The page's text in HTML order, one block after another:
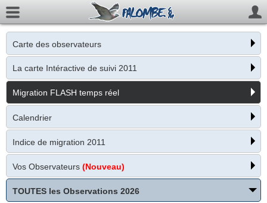
Carte des observateurs
La carte Intéractive de suivi 2011
Migration FLASH temps réel
Calendrier
Indice de migration 2011
Vos Observateurs (Nouveau)
TOUTES les Observations 2026